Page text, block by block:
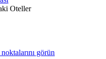
Oteller
görün